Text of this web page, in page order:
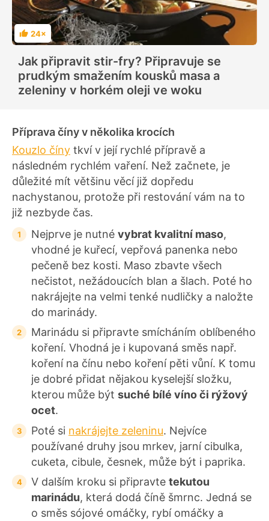
H
o
n
o
c
e
n
24×
Jak připravit stir-fry? Připravuje se
prudkým smažením kousků masa a
zeleniny v horkém oleji ve woku
Příprava číny v několika krocích
Kouzlo číny tkví v její rychlé přípravě a
následném rychlém vaření. Než začnete, je
důležité mít většinu věcí již dopředu
nachystanou, protože při restování vám na to
již nezbyde čas.
Nejprve je nutné vybrat kvalitní maso,
vhodné je kuřecí, vepřová panenka nebo
pečeně bez kosti. Maso zbavte všech
nečistot, nežádoucích blan a šlach. Poté ho
nakrájejte na velmi tenké nudličky a naložte
do marinády.
Marinádu si připravte smícháním oblíbeného
koření. Vhodná je i kupovaná směs např.
koření na čínu nebo koření pěti vůní. K tomu
je dobré přidat nějakou kyselejší složku,
kterou může být suché bílé víno či rýžový
ocet.
Poté si nakrájejte zeleninu. Nejvíce
používané druhy jsou mrkev, jarní cibulka,
cuketa, cibule, česnek, může být i paprika.
V dalším kroku si připravte tekutou
marinádu, která dodá číně šmrnc. Jedná se
o směs sójové omáčky, rybí omáčky a